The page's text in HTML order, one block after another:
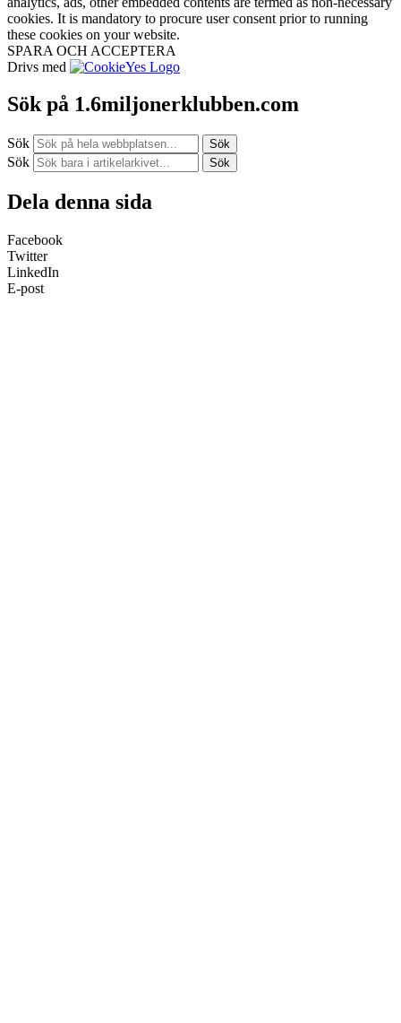
cookies. It is mandatory to procure user consent prior to running
these cookies on your website.
SPARA OCH ACCEPTERA
Drivs med
Sök på 1.6miljonerklubben.com
Sök Sök
Sök Sök
Dela denna sida
Facebook
Twitter
LinkedIn
E-post